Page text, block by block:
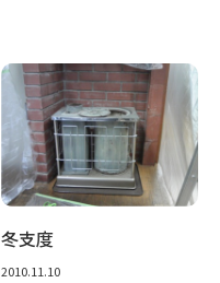
冬支度
2010.11.10